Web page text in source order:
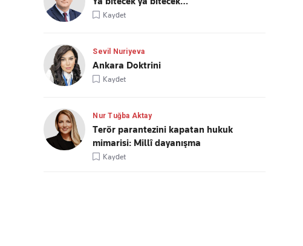
Kaydet
Sevil Nuriyeva
Ankara Doktrini
Kaydet
Nur Tuğba Aktay
Terör parantezini kapatan hukuk
mimarisi: Millî dayanışma
Kaydet